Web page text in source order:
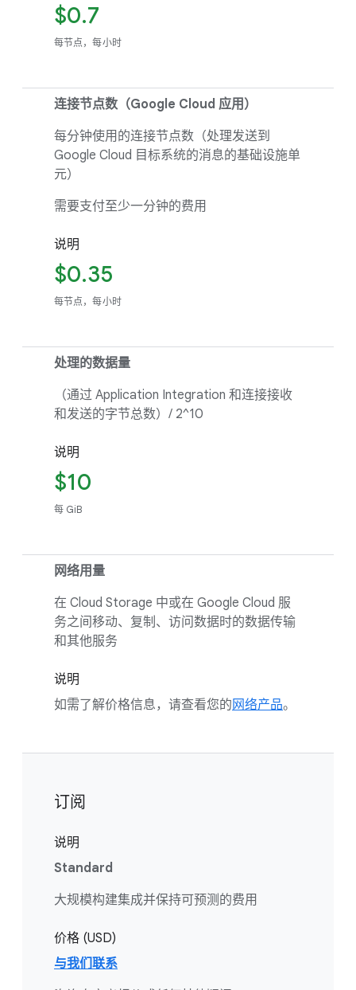
$0.7
每节点，每小时
连接节点数（Google Cloud 应用）
每分钟使用的连接节点数（处理发送到
Google Cloud 目标系统的消息的基础设施单
元）
需要支付至少一分钟的费用
说明
$0.35
每节点，每小时
处理的数据量
（通过 Application Integration 和连接接收
和发送的字节总数）/ 2^10
说明
$10
每 GiB
网络用量
在 Cloud Storage 中或在 Google Cloud 服
务之间移动、复制、访问数据时的数据传输
和其他服务
说明
如需了解价格信息，请查看您的网络产品。
订阅
说明
Standard
大规模构建集成并保持可预测的费用
价格 (USD)
与我们联系